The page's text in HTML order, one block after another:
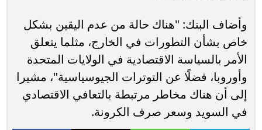
وأضاف البنك: "هناك حالة من عدم اليقين بشكل
خاص بشأن التطورات في الخارج، مثلما يتعلق
الأمر بالسياسة الاقتصادية في الولايات المتحدة
وأوروبا، فضلًا عن التوترات الجيوسياسية"، مشيرا
إلى أن هناك مخاطر مرتبطة بالتعافي الاقتصادي
في السويد وسعر صرف الكرونة.